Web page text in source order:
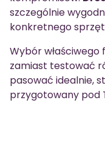
szczególnie
konkretnego
Wybór
zamiast testować
pasować idealnie,
przygotowany pod